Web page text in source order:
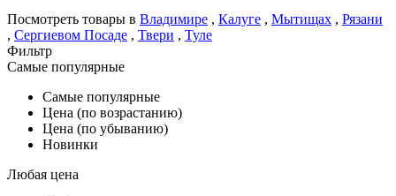
Посмотреть товары в Владимире , Калуге , Мытищах , Рязани
, Сергиевом Посаде , Твери , Туле
Фильтр
Самые популярные
Самые популярные
Цена (по возрастанию)
Цена (по убыванию)
Новинки
Любая цена